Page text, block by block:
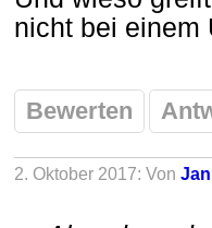
nicht bei einem
Bewerten
2. Oktober 2017: Von Jan